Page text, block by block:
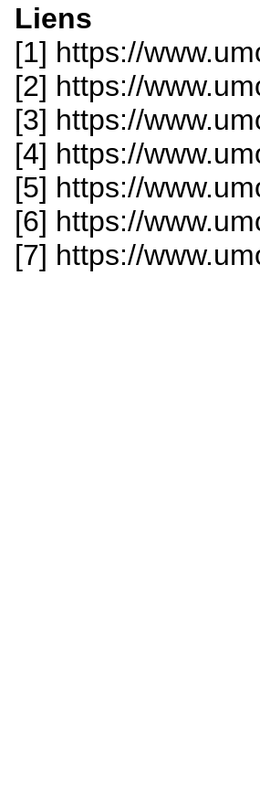
Liens
[1] https://
[2] https://
[3] https://
[4] https://
[5] https://
[6] https://
[7] https://